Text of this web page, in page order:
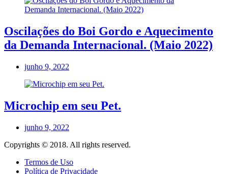
Oscilações do Boi Gordo e Aquecimento
da Demanda Internacional. (Maio 2022)
junho 9, 2022
Microchip em seu Pet.
junho 9, 2022
Copyrights © 2018. All rights reserved.
Termos de Uso
Política de Privacidade